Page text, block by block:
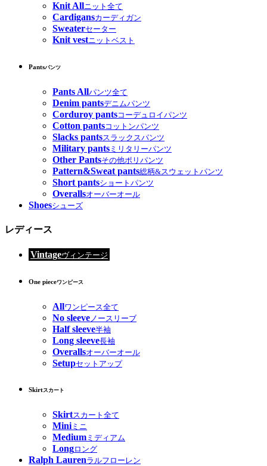
Knit Allニット全て
Cardigansカーディガン
Sweaterセーター
Knit vestニットベスト
Pantsパンツ
Pants Allパンツ全て
Denim pantsデニムパンツ
Corduroy pantsコーデュロイパンツ
Cotton pantsコットンパンツ
Slacks pantsスラックスパンツ
Military pants ミリタリーパンツ
Other Pantsその他ポリパンツ
Pattern&Sweat pants総柄&スウェットパンツ
Short pantsショートパンツ
Overallsオーバーオール
Shoesシューズ
レディース
Vintageヴィンテージ
One pieceワンピース
Allワンピース全て
No sleeve ノースリーブ
Half sleeve半袖
Long sleeve長袖
Overallsオーバーオール
Setupセットアップ
Skirtスカート
Skirtスカート全て
Miniミニ
Medium ミディアム
Longロング
Ralph Laurenラルフローレン